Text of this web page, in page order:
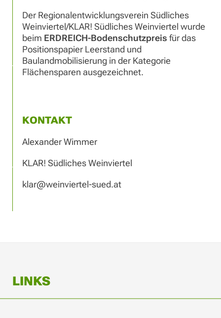
Der Regionalentwicklungsverein Südliches
Weinviertel/KLAR! Südliches Weinviertel wurde
beim ERDREICH-Bodenschutzpreis für das
Positionspapier Leerstand und
Baulandmobilisierung in der Kategorie
Flächensparen ausgezeichnet.
KONTAKT
Alexander Wimmer
KLAR! Südliches Weinviertel
klar@weinviertel-sued.at
LINKS